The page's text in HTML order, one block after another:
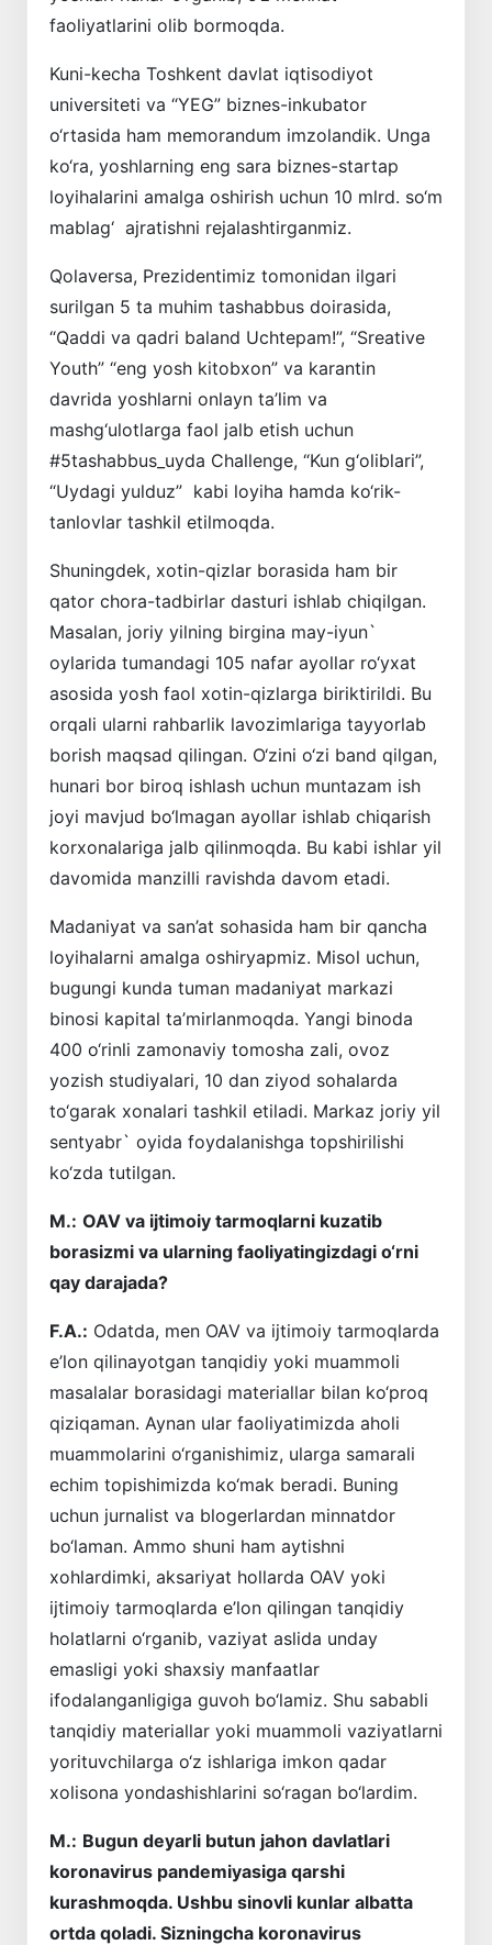
faoliyatlarini olib bormoqda.
Kuni-kecha Toshkent davlat iqtisodiyot
universiteti va “YEG” biznes-inkubator
o‘rtasida ham memorandum imzolandik. Unga
ko‘ra, yoshlarning eng sara biznes-startap
loyihalarini amalga oshirish uchun 10 mlrd. so‘m
mablag‘ ajratishni rejalashtirganmiz.
Qolaversa, Prezidentimiz tomonidan ilgari
surilgan 5 ta muhim tashabbus doirasida,
“Qaddi va qadri baland Uchtepam!”, “Sreative
Youth” “eng yosh kitobxon” va karantin
davrida yoshlarni onlayn ta’lim va
mashg‘ulotlarga faol jalb etish uchun
#5tashabbus_uyda Challenge, “Kun g‘oliblari”,
“Uydagi yulduz” kabi loyiha hamda ko‘rik-
tanlovlar tashkil etilmoqda.
Shuningdek, xotin-qizlar borasida ham bir
qator chora-tadbirlar dasturi ishlab chiqilgan.
Masalan, joriy yilning birgina may-iyun`
oylarida tumandagi 105 nafar ayollar ro‘yxat
asosida yosh faol xotin-qizlarga biriktirildi. Bu
orqali ularni rahbarlik lavozimlariga tayyorlab
borish maqsad qilingan. O‘zini o‘zi band qilgan,
hunari bor biroq ishlash uchun muntazam ish
joyi mavjud bo‘lmagan ayollar ishlab chiqarish
korxonalariga jalb qilinmoqda. Bu kabi ishlar yil
davomida manzilli ravishda davom etadi.
Madaniyat va san’at sohasida ham bir qancha
loyihalarni amalga oshiryapmiz. Misol uchun,
bugungi kunda tuman madaniyat markazi
binosi kapital ta’mirlanmoqda. Yangi binoda
400 o‘rinli zamonaviy tomosha zali, ovoz
yozish studiyalari, 10 dan ziyod sohalarda
to‘garak xonalari tashkil etiladi. Markaz joriy yil
sentyabr` oyida foydalanishga topshirilishi
ko‘zda tutilgan.
M.: OAV va ijtimoiy tarmoqlarni kuzatib
borasizmi va ularning faoliyatingizdagi o‘rni
qay darajada?
F.A.: Odatda, men OAV va ijtimoiy tarmoqlarda
e’lon qilinayotgan tanqidiy yoki muammoli
masalalar borasidagi materiallar bilan ko‘proq
qiziqaman. Aynan ular faoliyatimizda aholi
muammolarini o‘rganishimiz, ularga samarali
echim topishimizda ko‘mak beradi. Buning
uchun jurnalist va blogerlardan minnatdor
bo‘laman. Ammo shuni ham aytishni
xohlardimki, aksariyat hollarda OAV yoki
ijtimoiy tarmoqlarda e’lon qilingan tanqidiy
holatlarni o‘rganib, vaziyat aslida unday
emasligi yoki shaxsiy manfaatlar
ifodalanganligiga guvoh bo‘lamiz. Shu sababli
tanqidiy materiallar yoki muammoli vaziyatlarni
yorituvchilarga o‘z ishlariga imkon qadar
xolisona yondashishlarini so‘ragan bo‘lardim.
M.: Bugun deyarli butun jahon davlatlari
koronavirus pandemiyasiga qarshi
kurashmoqda. Ushbu sinovli kunlar albatta
ortda qoladi. Sizningcha koronavirus